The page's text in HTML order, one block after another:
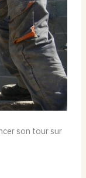
son tour sur